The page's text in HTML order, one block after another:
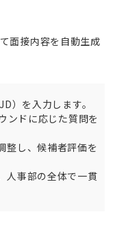
面接内容を自動生成
）を入力します。
ンドに応じた質問を
整し、候補者評価を
人事部の全体で一貫